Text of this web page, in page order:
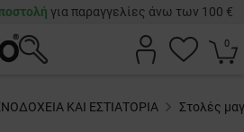
για παραγγελίες άνω των 100 €
0
ΚΑΙ ΕΣΤΙΑΤΟΡΙΑ Στολές